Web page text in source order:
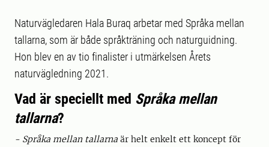
Naturvägledaren Hala Buraq arbetar med Språka mellan
tallarna, som är både språkträning och naturguidning.
Hon blev en av tio finalister i utmärkelsen Årets
naturvägledning 2021.
Vad är speciellt med Språka mellan
tallarna?
- Språka mellan tallarna är helt enkelt ett koncept för